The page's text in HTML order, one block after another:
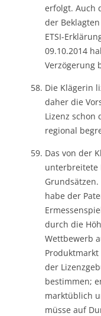
erfolgt. Auch
der
ETSI-
09.10.2014
Verzögerung
Die Klägerin
daher die
Lizenz schon
regional
Das von der
unterbreitete
habe der
durch die
Wettbewerb
der
bestimmen;
marktüblich
müsse auf